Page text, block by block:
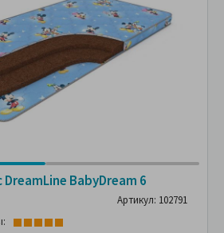
BabyDream 6
Артикул: 102791